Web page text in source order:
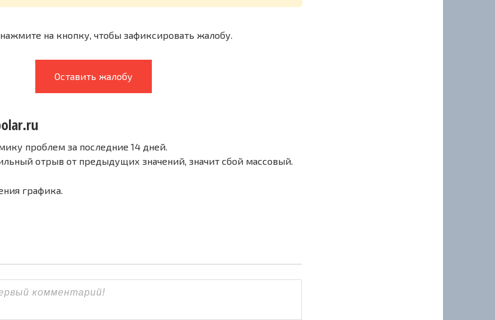
на кнопку, чтобы зафиксировать жалобу.
Оставить жалобу
проблем за последние 14 дней.
отрыв от предыдущих значений, значит сбой массовый.
графика.